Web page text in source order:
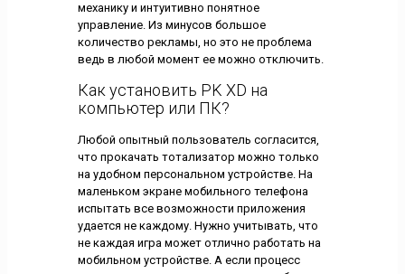
механику и интуитивно понятное
управление. Из минусов большое
количество рекламы, но это не проблема
ведь в любой момент ее можно отключить.
Как установить PK XD на
компьютер или ПК?
Любой опытный пользователь согласится,
что прокачать тотализатор можно только
на удобном персональном устройстве. На
маленьком экране мобильного телефона
испытать все возможности приложения
удается не каждому. Нужно учитывать, что
не каждая игра может отлично работать на
мобильном устройстве. А если процесс